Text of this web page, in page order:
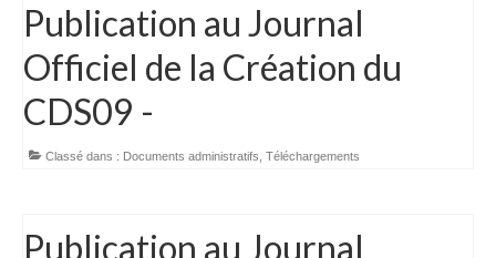
Publication au Journal
Officiel de la Création du
CDS09 -
Classé dans : Documents administratifs Téléchargements
Publication au Journal